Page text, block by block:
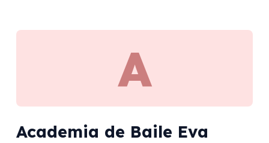
A
Academia de Baile Eva